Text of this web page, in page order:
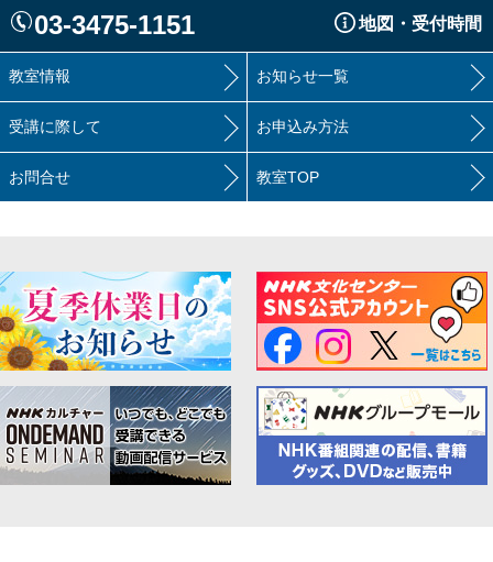
03-3475-1151 地図・受付時間
教室情報 お知らせ一覧
受講に際して お申込み方法
お問合せ 教室TOP